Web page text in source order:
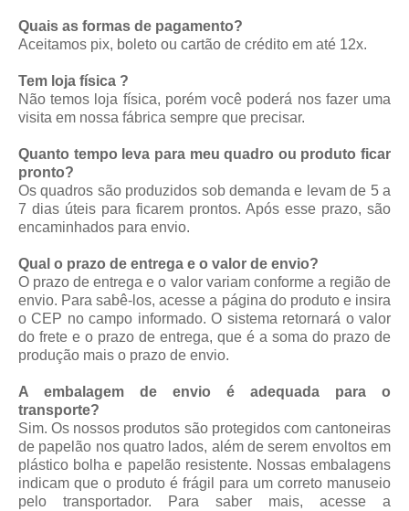
Quais as formas de pagamento?
Aceitamos pix, boleto ou cartão de crédito em até 12x.
Tem loja física ?
Não temos loja física, porém você poderá nos fazer uma
visita em nossa fábrica sempre que precisar.
Quanto tempo leva para meu quadro ou produto ficar
pronto?
Os quadros são produzidos sob demanda e levam de 5 a
7 dias úteis para ficarem prontos. Após esse prazo, são
encaminhados para envio.
Qual o prazo de entrega e o valor de envio?
O prazo de entrega e o valor variam conforme a região de
envio. Para sabê-los, acesse a página do produto e insira
o CEP no campo informado. O sistema retornará o valor
do frete e o prazo de entrega, que é a soma do prazo de
produção mais o prazo de envio.
A embalagem de envio é adequada para o
transporte?
Sim. Os nossos produtos são protegidos com cantoneiras
de papelão nos quatro lados, além de serem envoltos em
plástico bolha e papelão resistente. Nossas embalagens
indicam que o produto é frágil para um correto manuseio
pelo transportador. Para saber mais, acesse a